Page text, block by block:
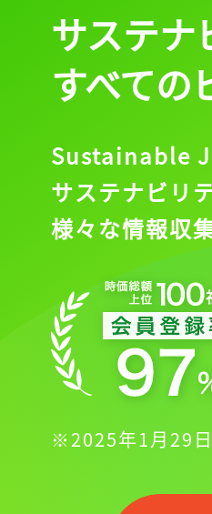
サステナ
すべての
Sustainable
サステナビリ
様々な情報収
※2025年1月29日